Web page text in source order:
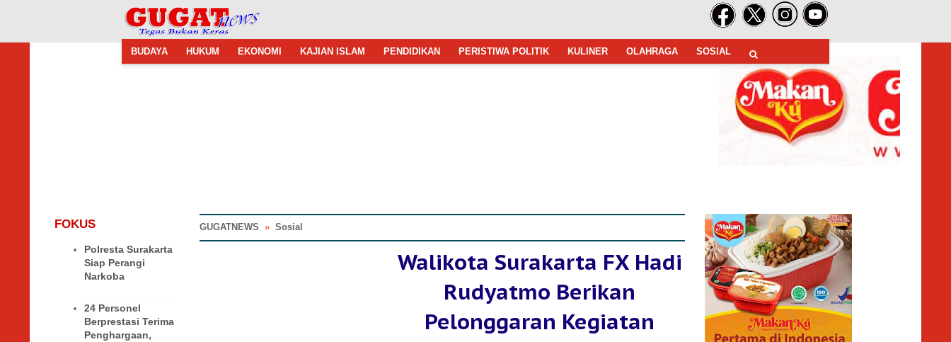
BUDAYA HUKUM EKONOMI KAJIAN ISLAM PENDIDIKAN PERISTIWA POLITIK KULINER OLAHRAGA SOSIAL
FOKUS
Polresta Surakarta
Siap Perangi
Narkoba
24 Personel
Berprestasi Terima
Penghargaan,
GUGATNEWS » Sosial
Walikota Surakarta FX Hadi
Rudyatmo Berikan
Pelonggaran Kegiatan